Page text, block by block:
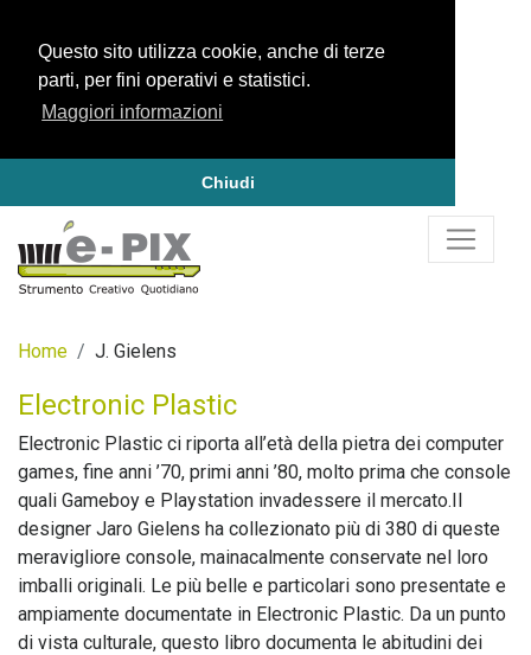
Questo sito utilizza cookie, anche di terze
parti, per fini operativi e statistici.
Maggiori informazioni
Chiudi
Home J. Gielens
Electronic Plastic
Electronic Plastic ci riporta all’età della pietra dei computer
games, fine anni ’70, primi anni ’80, molto prima che console
quali Gameboy e Playstation invadessere il mercato.Il
designer Jaro Gielens ha collezionato più di 380 di queste
meravigliore console, mainacalmente conservate nel loro
imballi originali. Le più belle e particolari sono presentate e
ampiamente documentate in Electronic Plastic. Da un punto
di vista culturale, questo libro documenta le abitudini dei